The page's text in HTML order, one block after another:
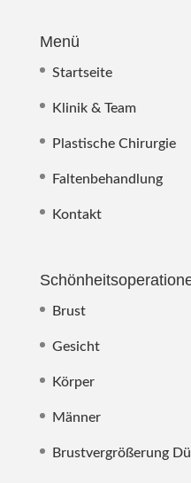
Menü
Startseite
Klinik & Team
Plastische Chirurgie
Faltenbehandlung
Kontakt
Brust
Gesicht
Körper
Männer
Brustvergrößerung